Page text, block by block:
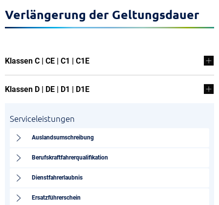
Verlängerung der Geltungsdauer
Klassen C | CE | C1 | C1E
Klassen D | DE | D1 | D1E
Serviceleistungen
Auslandsumschreibung
Berufskraftfahrerqualifikation
Dienstfahrerlaubnis
Ersatzführerschein